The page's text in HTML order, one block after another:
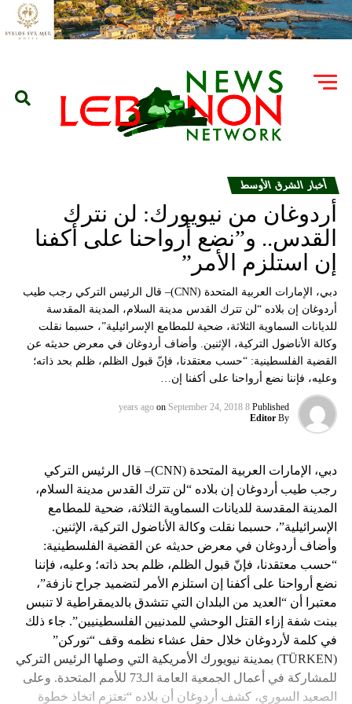
أخبار الشرق الأوسط
أردوغان من نيويورك: لن نترك
القدس.. و”نضع أرواحنا على أكفنا
إن استلزم الأمر”
دبي، الإمارات العربية المتحدة (CNN)– قال الرئيس التركي رجب طيب
أردوغان إن بلاده “لن تترك القدس مدينة السلام، المدينة المقدسة
للديانات السماوية الثلاثة، ضحية للمطامع الإسرائيلية”، حسبما نقلت
وكالة الأناضول التركية، الإثنين. وأضاف أردوغان في معرض حديثه عن
القضية الفلسطينية: “حسب معتقدنا، فإنّ قبول الظلم، ظلم بحد ذاته؛
وعليه، فإننا نضع أرواحنا على أكفنا إن…
Published
8 years ago
on September 24, 2018
By
Editor
دبي، الإمارات العربية المتحدة (CNN)– قال الرئيس التركي
رجب طيب أردوغان إن بلاده “لن تترك القدس مدينة السلام،
المدينة المقدسة للديانات السماوية الثلاثة، ضحية للمطامع
الإسرائيلية”، حسبما نقلت وكالة الأناضول التركية، الإثنين.
وأضاف أردوغان في معرض حديثه عن القضية الفلسطينية:
“حسب معتقدنا، فإنّ قبول الظلم، ظلم بحد ذاته؛ وعليه، فإننا
نضع أرواحنا على أكفنا إن استلزم الأمر لتضميد جراح نازفة”،
معتبرا أن “العديد من البلدان التي تتشدق بالديمقراطية لا تنبس
ببنت شفة إزاء القتل الوحشي للمدنيين الفلسطينيين”. جاء ذلك
في كلمة لأردوغان خلال حفل عشاء نظمه وقف “توركن”
(TÜRKEN) بمدينة نيويورك الأمريكية التي وصلها الرئيس التركي
للمشاركة في أعمال الجمعية العامة الـ73 للأمم المتحدة. وعلى
الصعيد السوري، كشف أردوغان أن بلاده “تعتزم اتخاذ خطوة